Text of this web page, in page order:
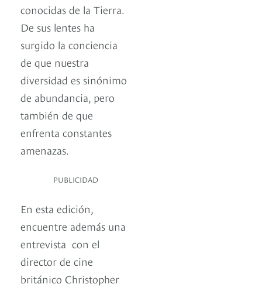
conocidas de la Tierra.
De sus lentes ha
surgido la conciencia
de que nuestra
diversidad es sinónimo
de abundancia, pero
también de que
enfrenta constantes
amenazas.
PUBLICIDAD
En esta edición,
encuentre además una
entrevista con el
director de cine
británico Christopher